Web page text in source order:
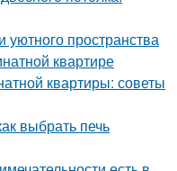
пространства
квартире
квартиры: советы
выбрать печь